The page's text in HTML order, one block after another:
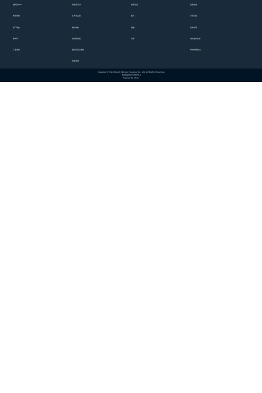
越野及SUV
赛用弹簧
摩托车
工业弹簧
荣誉及证书
生产及品质
隐私条款
经销商查找
授权安装店查找
职业发展
最新动态
图片
目录
安装指南
术语汇编
质保说明
成为合作伙伴
研发车辆登记
Copyright © 2024 Eibach Springs (Taicang) Co., Ltd. All Rights Reserved.
苏ICP备15020589号-3
Powered by Zhulu